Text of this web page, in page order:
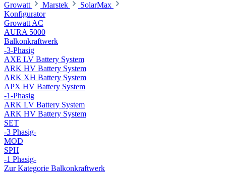
Growatt Marstek
SolarMax
Konfigurator
Growatt AC
AURA 5000
Balkonkraftwerk
-3-Phasig
AXE LV Battery System
ARK HV Battery System
ARK XH Battery System
APX HV Battery System
-1-Phasig
ARK LV Battery System
ARK HV Battery System
SET
-3 Phasig-
MOD
SPH
-1 Phasig-
Zur Kategorie Balkonkraftwerk